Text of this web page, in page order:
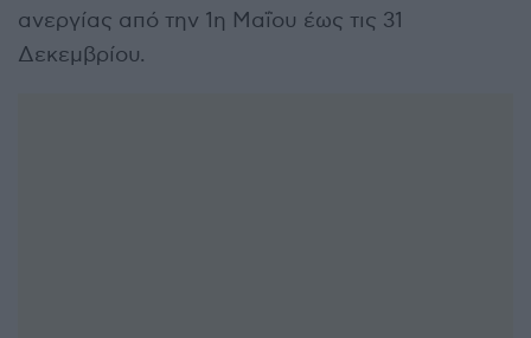
ανεργίας από την 1η Μαΐου έως τις 31
Δεκεμβρίου.